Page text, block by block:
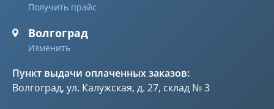
Получить прайс
Волгоград
Изменить
Пункт выдачи оплаченных заказов:
Волгоград, ул. Калужская, д. 27, склад № 3